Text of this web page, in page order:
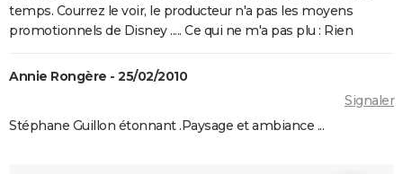
Barbie : même Ryan Gosling était "déçu", les
nominations aux Oscars ont provoqué un tollé
Astérix et Obélix et L'Empire du Milieu : casting,
streaming, critiques, avis... Tout savoir
au cinéma ?
temps. Courrez le voir, le producteur n'a pas les moyens
promotionnels de Disney ..... Ce qui ne m'a pas plu : Rien
Annie Rongère - 25/02/2010
Signaler
Stéphane Guillon étonnant .Paysage et ambiance ...